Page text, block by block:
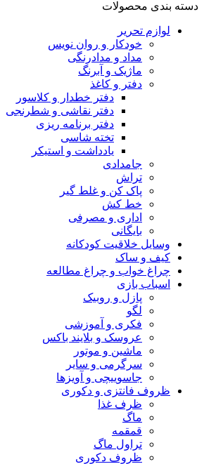
دسته بندی محصولات
لوازم تحریر
خودکار و روان نویس
مداد و مدادرنگی
ماژیک و آبرنگ
دفتر و کاغذ
دفتر خطدار و کلاسور
دفتر نقاشی و شطرنجی
دفتر برنامه ریزی
تخته شاسی
یادداشت و استیکر
جامدادی
تراش
پاک کن و غلط گیر
خط کش
اداری و مصرفی
بایگانی
وسایل خلاقیت کودکانه
کیف و ساک
چراغ خواب و چراغ مطالعه
اسباب بازی
پازل و روبیک
لگو
فکری و آموزشی
عروسک و بلایند باکس
ماشین و موتور
سرگرمی و سایر
جاسوییچی و آویزها
ظروف فانتزی و دکوری
ظرف غذا
ماگ
قمقمه
تراول ماگ
ظروف دکوری